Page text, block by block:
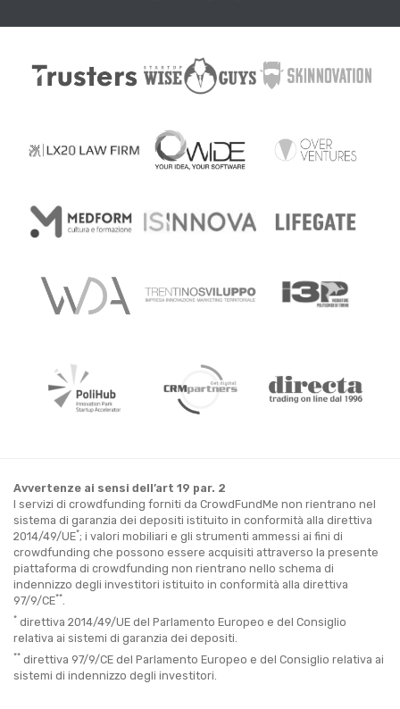
Avvertenze ai sensi dell’art 19 par. 2
I servizi di crowdfunding forniti da CrowdFundMe non rientrano nel
sistema di garanzia dei depositi istituito in conformità alla direttiva
2014/49/UE*; i valori mobiliari e gli strumenti ammessi ai fini di
crowdfunding che possono essere acquisiti attraverso la presente
piattaforma di crowdfunding non rientrano nello schema di
indennizzo degli investitori istituito in conformità alla direttiva
97/9/CE**
* direttiva 2014/49/UE del Parlamento Europeo e del Consiglio
relativa ai sistemi di garanzia dei depositi.
** direttiva 97/9/CE del Parlamento Europeo e del Consiglio relativa ai
sistemi di indennizzo degli investitori.